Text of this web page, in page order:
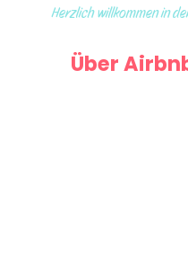
Herzlich willkommen in
Über